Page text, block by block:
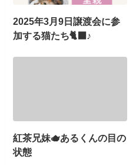
2025年3月9日譲渡会に参
加する猫たち🐈‍⬛♪
紅茶兄妹🫖あるくんの目の
状態